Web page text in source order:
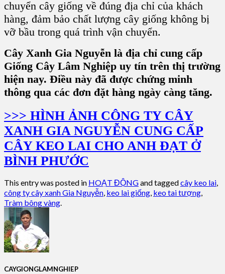
chuyển cây giống về đúng địa chỉ của khách
hàng, đảm bảo chất lượng cây giống không bị
vỡ bầu trong quá trình vận chuyển.
Cây Xanh Gia Nguyễn là địa chỉ cung cấp
Giống Cây Lâm Nghiệp uy tín trên thị trường
hiện nay. Điều này đã được chứng minh
thông qua các đơn đặt hàng ngày càng tăng.
>>> HÌNH ẢNH CÔNG TY CÂY
XANH GIA NGUYỄN CUNG CẤP
CÂY KEO LAI CHO ANH ĐẠT Ở
BÌNH PHƯỚC
This entry was posted in HOẠT ĐỘNGand taggedcây keo lai,
công ty cây xanh Gia Nguyễn, keo lai giống, keo tai tượng,
Tràm bông vàng.
CAYGIONGLAMNGHIEP